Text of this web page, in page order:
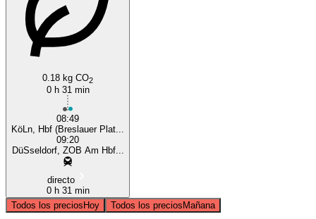
0.18 kg CO2
0 h 31 min
08:49
KöLn, Hbf (Breslauer Plat...
09:20
DüSseldorf, ZOB Am Hbf...
directo
0 h 31 min
Todos los preciosHoy Todos los preciosMañana